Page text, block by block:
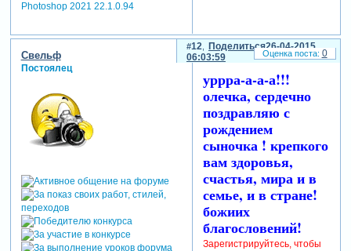
Photoshop 2021 22.1.0.94
для вас.
Поделиться
12
26-04-2015
06:03:59
Свельф
Постоялец
уррра-а-а-а!!!
олечка, сердечно
поздравляю с
рождением
сыночка ! крепкого
вам здоровья,
счастья, мира и в
семье, и в стране!
божиих
благословений!
Зарегистрируйтесь, чтобы
0